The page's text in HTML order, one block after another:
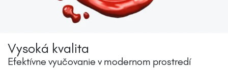
Vysoká kvalita
Efektívne vyučovanie v modernom prostredí